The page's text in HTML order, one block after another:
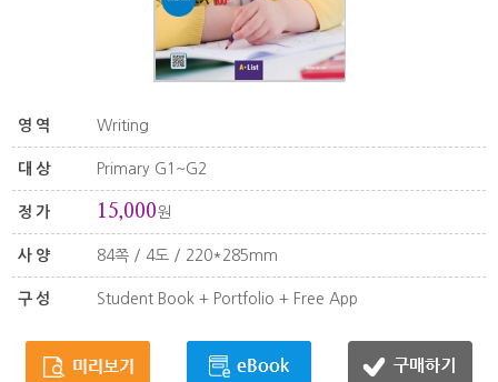
영역 Writing
대상 Primary G1~G2
정가 15,000원
사양 84쪽 / 4도 / 220*285mm
구성 Student Book + Portfolio + Free App